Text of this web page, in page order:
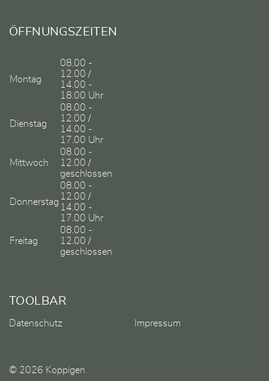
ÖFFNUNGSZEITEN
Montag
08.00 -
12.00 /
14.00 -
18.00 Uhr
Dienstag
08.00 -
12.00 /
14.00 -
17.00 Uhr
Mittwoch
08.00 -
12.00 /
geschlossen
Donnerstag
08.00 -
12.00 /
14.00 -
17.00 Uhr
Freitag
08.00 -
12.00 /
geschlossen
TOOLBAR
Datenschutz Impressum
© 2026 Koppigen